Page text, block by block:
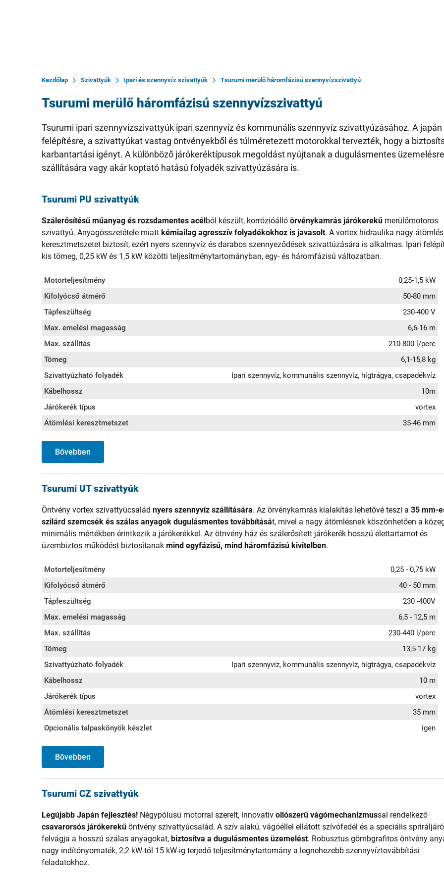
Kezdőlap Szivattyúk Ipari és szennyvíz szivattyúk Tsurumi merülő háromfázisú szennyvízszivattyú
Tsurumi merülő háromfázisú szennyvízszivattyú
Tsurumi ipari szennyvízszivattyúk ipari szennyvíz és kommunális szennyvíz szivattyúzásához. A
felépítésre, a szivattyúkat vastag öntvényekből és túlméretezett motorokkal tervezték, hogy a
karbantartási igényt. A különböző járókeréktípusok megoldást nyújtanak a dugulásmentes
szállítására vagy akár koptató hatású folyadék szivattyúzására is.
Tsurumi PU szivattyúk
Szálerősítésű műanyag és rozsdamentes acélból készült, korrózióálló örvénykamrás járókerekű merülőmotoros
szivattyú. Anyagösszetétele miatt kémiailag agresszív folyadékokhoz is javasolt. A vortex hidraulika nagy
keresztmetszetet biztosít, ezért nyers szennyvíz és darabos szennyeződések szivattúzására is alkalmas. Ipari
kis tömeg, 0,25 kW és 1,5 kW közötti teljesítménytartományban, egy- és háromfázisú változatban.
Motorteljesítmény
0,25-1,5 kW
Kifolyócső átmérő
50-80 mm
Tápfeszültség
230-400 V
Max. emelési magasság
6,6-16 m
Max. szállítás
210-800 l/perc
Tömeg
6,1-15,8 kg
Szivattyúzható folyadék
Ipari szennyvíz, kommunális szennyvíz, hígtrágya, csapadékvíz
Kábelhossz
10m
Járókerék típus
vortex
Átömlési keresztmetszet
35-46 mm
Bővebben
Tsurumi UT szivattyúk
Öntvény vortex szivattyúcsalád nyers szennyvíz szállítására. Az örvénykamrás kialakítás lehetővé teszi a 35 mm-
szilárd szemcsék és szálas anyagok dugulásmentes továbbítását, mivel a nagy átömlésnek köszönhetően a
minimális mértékben érintkezik a járókerékkel. Az ötnvény ház és szálerősített járókerék hosszú élettartamot és
üzembiztos működést biztosítanak mind egyfázisú, mind háromfázisú kivitelben.
Motorteljesítmény
0,25 - 0,75 kW
Kifolyócső átmérő
40 - 50 mm
Tápfeszültség
230 -400V
Max. emelési magasság
6,5 - 12,5 m
Max. szállítás
230-440 l/perc
Tömeg
13,5-17 kg
Szivattyúzható folyadék
Ipari szennyvíz, kommunális szennyvíz, hígtrágya, csapadékvíz
Kábelhossz
10 m
Járókerék típus
vortex
Átömlési keresztmetszet
35 mm
Opcionális talpaskönyök készlet
igen
Bővebben
Tsurumi CZ szivattyúk
Legújabb Japán fejlesztés! Négypólusú motorral szerelt, innovatív ollószerű vágómechanizmussal rendelkező
csavarorsós járókerekű öntvény szivattyúcsalád. A szív alakú, vágóéllel ellátott szívófedél és a speciális
felvágja a hosszú szálas anyagokat, biztosítva a dugulásmentes üzemelést. Robusztus gömbgrafitos öntvény
nagy indítónyomaték, 2,2 kW-tól 15 kW-ig terjedő teljesítménytartomány a legnehezebb szennyvíztovábbítási
feladatokhoz.